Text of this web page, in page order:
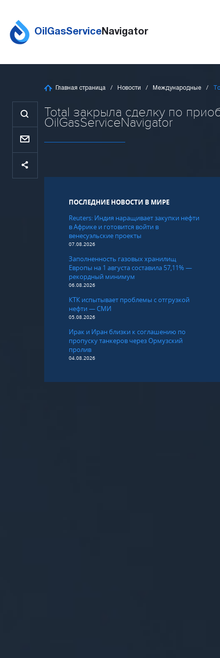
OilGasServiceNavigator
Главная страница Новости Международные
Total закрыла сделку по
OilGasServiceNavigator
ПОСЛЕДНИЕ НОВОСТИ В МИРЕ
Reuters: Индия наращивает закупки нефти
в Африке и готовится войти в
венесуэльские проекты
07.08.2026
Заполненность газовых хранилищ
Европы на 1 августа составила 57,11% —
рекордный минимум
06.08.2026
КТК испытывает проблемы с отгрузкой
нефти — СМИ
05.08.2026
Ирак и Иран близки к соглашению по
пропуску танкеров через Ормузский
пролив
04.08.2026